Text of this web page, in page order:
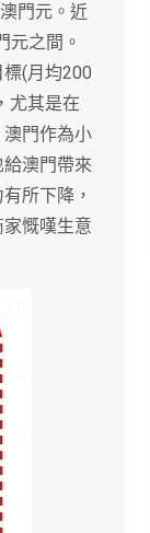
門元。近
元之間。
(月均200
尤其是在
門作為小
澳門帶來
所下降，
慨嘆生意